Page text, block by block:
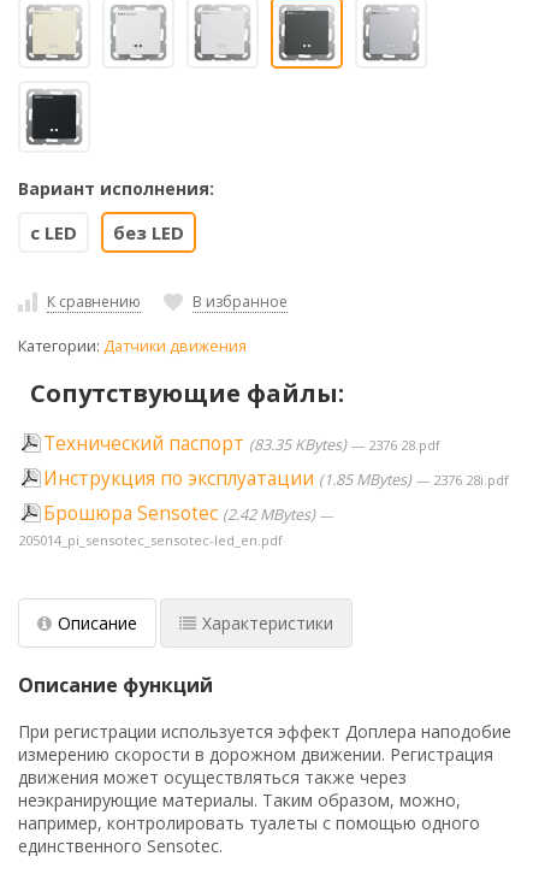
Вариант исполнения:
с LED без LED
К сравнению В избранное
Категории: Датчики движения
Сопутствующие файлы:
Технический паспорт 83.35 KBytes 2376 28.pdf
Инструкция по эксплуатации 1.85 MBytes 2376 28i.pdf
Брошюра Sensotec 2.42 MBytes
205014_pi_sensotec_sensotec-led_en.pdf
Описание Характеристики
Описание функций
При регистрации используется эффект Доплера наподобие
измерению скорости в дорожном движении. Регистрация
движения может осуществляться также через
неэкранирующие материалы. Таким образом, можно,
например, контролировать туалеты с помощью одного
единственного Sensotec.